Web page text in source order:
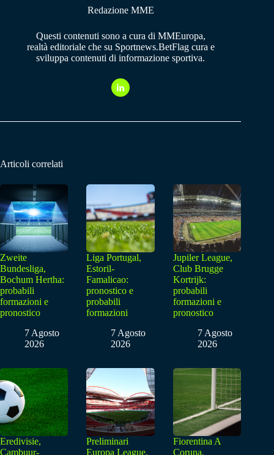
Redazione MME
Questi contenuti sono a cura di MMEuropa,
realtà editoriale che su Sportnews.BetFlag cura e
sviluppa contenuti di informazione sportiva.
Articoli correlati
Zweite
Bundesliga,
Bochum Hertha:
probabili
formazioni e
pronostico
7 Agosto
2026
Liga Portugal,
Estoril-
Famalicao:
pronostico e
probabili
formazioni
7 Agosto
2026
Jupiler League,
Club Brugge
Kortrijk:
probabili
formazioni e
pronostico
7 Agosto
2026
Eredivisie,
Cambuur-
Preliminari
Europa League,
Fiorentina A
Coruna,